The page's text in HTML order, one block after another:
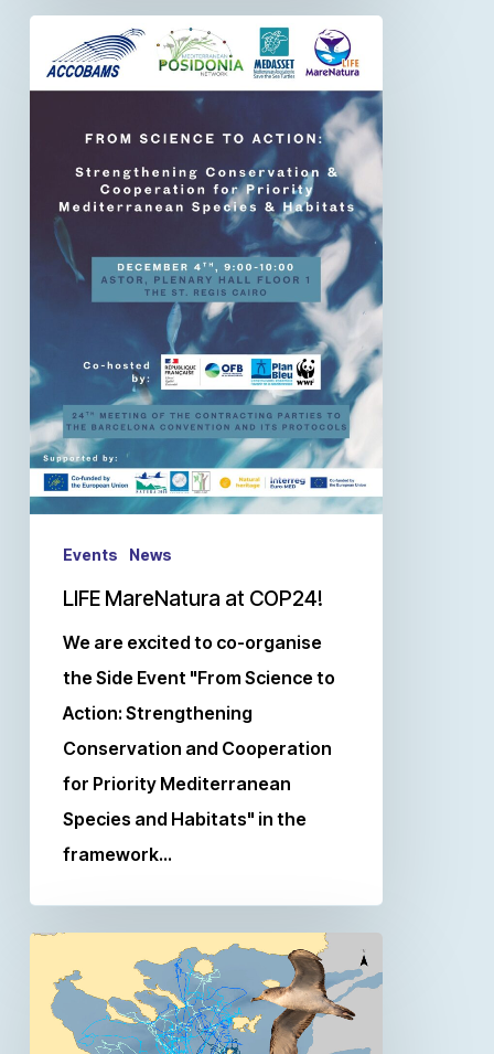
Events News
LIFE MareNatura at COP24!
We are excited to co-organise
the Side Event "From Science to
Action: Strengthening
Conservation and Cooperation
for Priority Mediterranean
Species and Habitats" in the
framework…